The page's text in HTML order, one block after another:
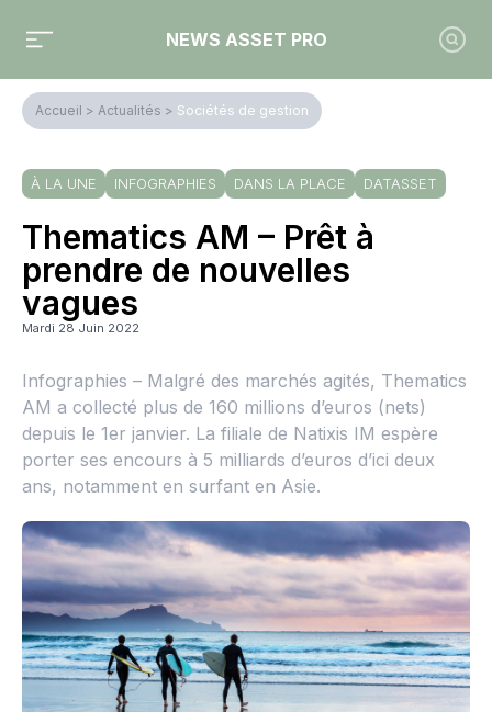
NEWS ASSET PRO
Accueil > Actualités > Sociétés de gestion
À LA UNE INFOGRAPHIES DANS LA PLACE DATASSET
Thematics AM – Prêt à
prendre de nouvelles
vagues
Mardi 28 Juin 2022
Infographies – Malgré des marchés agités, Thematics
AM a collecté plus de 160 millions d’euros (nets)
depuis le 1er janvier. La filiale de Natixis IM espère
porter ses encours à 5 milliards d’euros d’ici deux
ans, notamment en surfant en Asie.